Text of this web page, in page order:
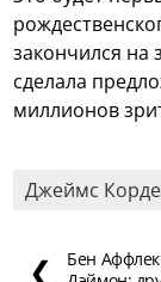
закончился
сделала
миллионов
Джеймс
❮
Бен